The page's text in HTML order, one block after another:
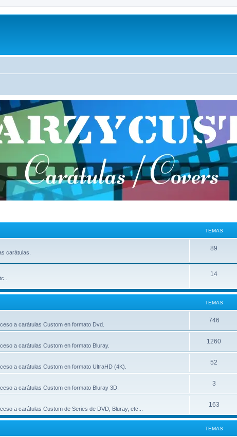
TEMAS
carátulas.
89
14
TEMAS
a carátulas Custom en formato Dvd.
746
a carátulas Custom en formato Bluray.
1260
a carátulas Custom en formato UltraHD (4K).
52
a carátulas Custom en formato Bluray 3D.
3
a carátulas Custom de Series de DVD, Bluray, etc...
163
TEMAS